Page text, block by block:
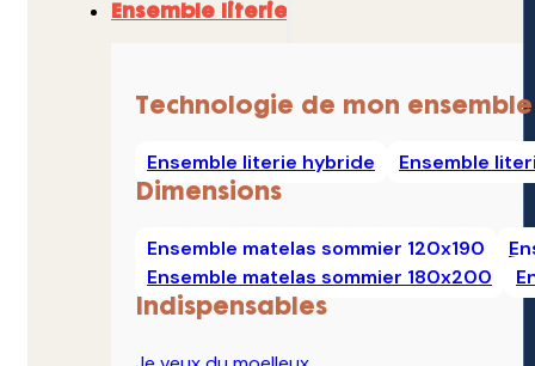
Ensemble literie
Technologie de mon ensemble
Ensemble literie hybride Ensemble
Dimensions
Ensemble matelas sommier 120x190
Ensemble matelas sommier 180x200
Indispensables